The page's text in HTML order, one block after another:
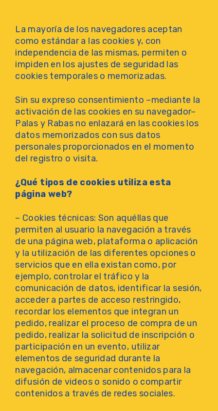
La mayoría de los navegadores aceptan
como estándar a las cookies y, con
independencia de las mismas, permiten o
impiden en los ajustes de seguridad las
cookies temporales o memorizadas.
Sin su expreso consentimiento –mediante la
activación de las cookies en su navegador–
Palas y Rabas no enlazará en las cookies los
datos memorizados con sus datos
personales proporcionados en el momento
del registro o visita.
¿Qué tipos de cookies utiliza esta
página web?
– Cookies técnicas: Son aquéllas que
permiten al usuario la navegación a través
de una página web, plataforma o aplicación
y la utilización de las diferentes opciones o
servicios que en ella existan como, por
ejemplo, controlar el tráfico y la
comunicación de datos, identificar la sesión,
acceder a partes de acceso restringido,
recordar los elementos que integran un
pedido, realizar el proceso de compra de un
pedido, realizar la solicitud de inscripción o
participación en un evento, utilizar
elementos de seguridad durante la
navegación, almacenar contenidos para la
difusión de videos o sonido o compartir
contenidos a través de redes sociales.